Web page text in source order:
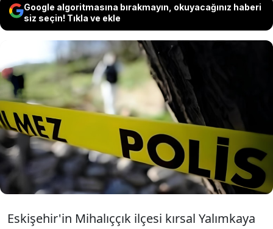
Google algoritmasına bırakmayın, okuyacağınız haberi
siz seçin! Tıkla ve ekle
Eskişehir'de kaybolan Arife Sasa'nın
cesedi, Ankara'nın Nallıhan ilçesinde
baraj gölünde bulundu.
Eskişehir'in Mihalıççık ilçesi kırsal Yalımkaya